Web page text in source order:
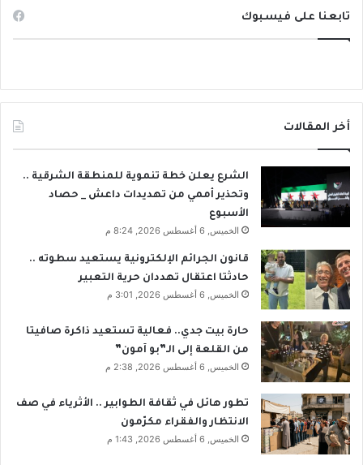
تابعنا على فيسبوك
أخر المقالات
الشرع يعلن خطة تنموية للمنطقة الشرقية ..
وتحذير أممي من تهديدات داعش _ حصاد
الأسبوع
الخميس, 6 أغسطس 2026, 8:24 م
قانون الجرائم الإلكترونية يستعيد سطوته ..
حادثتا اعتقال تهددان حرية التعبير
الخميس, 6 أغسطس 2026, 3:01 م
حارة بيت جدي.. فعالية تستعيد ذاكرة صافيتا
من القلعة إلى الـ”بو آمون”
الخميس, 6 أغسطس 2026, 2:38 م
تطور هائل في ثقافة الطوابير .. الأثرياء في صف
الانتظار والفقراء مكرّمون
الخميس, 6 أغسطس 2026, 1:43 م